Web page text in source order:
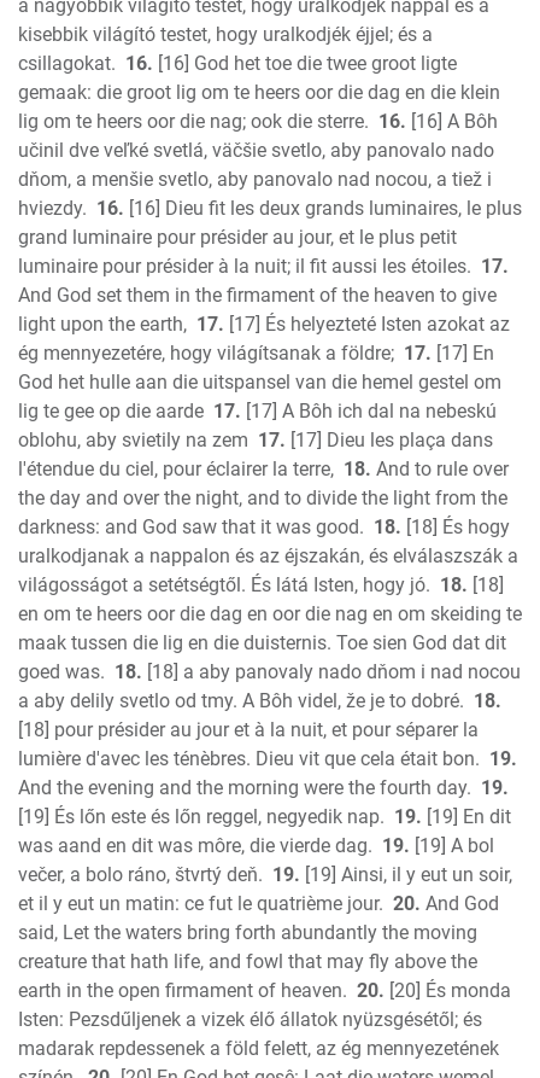
a nagyobbik világító testet, hogy uralkodjék nappal és a
kisebbik világító testet, hogy uralkodjék éjjel; és a
csillagokat. 16. [16] God het toe die twee groot ligte
gemaak: die groot lig om te heers oor die dag en die klein
lig om te heers oor die nag; ook die sterre. 16. [16] A Bôh
učinil dve veľké svetlá, väčšie svetlo, aby panovalo nado
dňom, a menšie svetlo, aby panovalo nad nocou, a tiež i
hviezdy. 16. [16] Dieu fit les deux grands luminaires, le plus
grand luminaire pour présider au jour, et le plus petit
luminaire pour présider à la nuit; il fit aussi les étoiles. 17.
And God set them in the firmament of the heaven to give
light upon the earth, 17. [17] És helyezteté Isten azokat az
ég mennyezetére, hogy világítsanak a földre; 17. [17] En
God het hulle aan die uitspansel van die hemel gestel om
lig te gee op die aarde 17. [17] A Bôh ich dal na nebeskú
oblohu, aby svietily na zem 17. [17] Dieu les plaça dans
l'étendue du ciel, pour éclairer la terre, 18. And to rule over
the day and over the night, and to divide the light from the
darkness: and God saw that it was good. 18. [18] És hogy
uralkodjanak a nappalon és az éjszakán, és elválaszszák a
világosságot a setétségtől. És látá Isten, hogy jó. 18. [18]
en om te heers oor die dag en oor die nag en om skeiding te
maak tussen die lig en die duisternis. Toe sien God dat dit
goed was. 18. [18] a aby panovaly nado dňom i nad nocou
a aby delily svetlo od tmy. A Bôh videl, že je to dobré. 18.
[18] pour présider au jour et à la nuit, et pour séparer la
lumière d'avec les ténèbres. Dieu vit que cela était bon. 19.
And the evening and the morning were the fourth day. 19.
[19] És lőn este és lőn reggel, negyedik nap. 19. [19] En dit
was aand en dit was môre, die vierde dag. 19. [19] A bol
večer, a bolo ráno, štvrtý deň. 19. [19] Ainsi, il y eut un soir,
et il y eut un matin: ce fut le quatrième jour. 20. And God
said, Let the waters bring forth abundantly the moving
creature that hath life, and fowl that may fly above the
earth in the open firmament of heaven. 20. [20] És monda
Isten: Pezsdűljenek a vizek élő állatok nyüzsgésétől; és
madarak repdessenek a föld felett, az ég mennyezetének